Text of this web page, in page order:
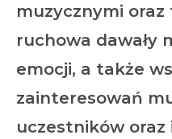
muzycznymi
ruchowa dawały
emocji, a także
zainteresowań
uczestników oraz